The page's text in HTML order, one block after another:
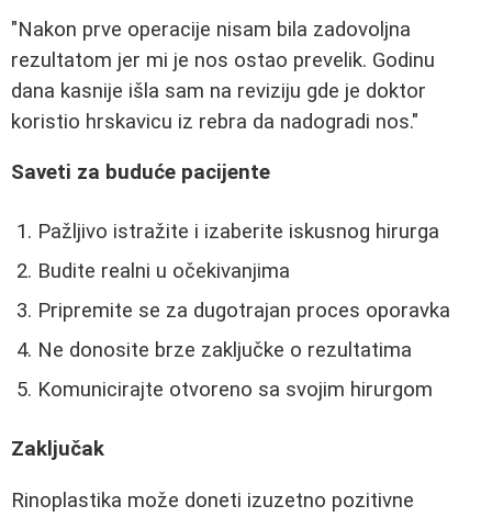
"Nakon prve operacije nisam bila zadovoljna
rezultatom jer mi je nos ostao prevelik. Godinu
dana kasnije išla sam na reviziju gde je doktor
koristio hrskavicu iz rebra da nadogradi nos."
Saveti za buduće pacijente
Pažljivo istražite i izaberite iskusnog hirurga
Budite realni u očekivanjima
Pripremite se za dugotrajan proces oporavka
Ne donosite brze zaključke o rezultatima
Komunicirajte otvoreno sa svojim hirurgom
Zaključak
Rinoplastika može doneti izuzetno pozitivne